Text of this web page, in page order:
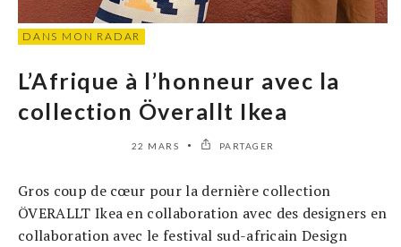
DANS MON RADAR
L’Afrique à l’honneur avec la
collection Överallt Ikea
22 MARS PARTAGER
Gros coup de cœur pour la dernière collection
ÖVERALLT Ikea en collaboration avec des designers en
collaboration avec le festival sud-africain Design